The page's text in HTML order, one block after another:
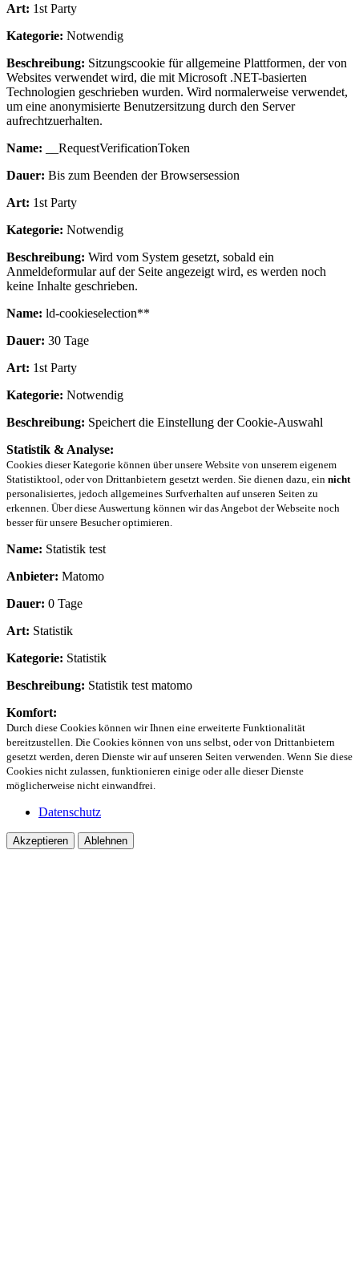
Art: 1st Party
Kategorie: Notwendig
Beschreibung: Sitzungscookie für allgemeine Plattformen, der von
Websites verwendet wird, die mit Microsoft .NET-basierten
Technologien geschrieben wurden. Wird normalerweise verwendet,
um eine anonymisierte Benutzersitzung durch den Server
aufrechtzuerhalten.
Name: __RequestVerificationToken
Dauer: Bis zum Beenden der Browsersession
Art: 1st Party
Kategorie: Notwendig
Beschreibung: Wird vom System gesetzt, sobald ein
Anmeldeformular auf der Seite angezeigt wird, es werden noch
keine Inhalte geschrieben.
Name: ld-cookieselection**
Dauer: 30 Tage
Art: 1st Party
Kategorie: Notwendig
Beschreibung: Speichert die Einstellung der Cookie-Auswahl
Statistik & Analyse:
Cookies dieser Kategorie können über unsere Website von unserem eigenem
Statistiktool, oder von Drittanbietern gesetzt werden. Sie dienen dazu, ein nicht
personalisiertes, jedoch allgemeines Surfverhalten auf unseren Seiten zu
erkennen. Über diese Auswertung können wir das Angebot der Webseite noch
besser für unsere Besucher optimieren.
Name: Statistik test
Anbieter: Matomo
Dauer: 0 Tage
Art: Statistik
Kategorie: Statistik
Beschreibung: Statistik test matomo
Komfort:
Durch diese Cookies können wir Ihnen eine erweiterte Funktionalität
bereitzustellen. Die Cookies können von uns selbst, oder von Drittanbietern
gesetzt werden, deren Dienste wir auf unseren Seiten verwenden. Wenn Sie diese
Cookies nicht zulassen, funktionieren einige oder alle dieser Dienste
möglicherweise nicht einwandfrei.
Datenschutz
Akzeptieren Ablehnen